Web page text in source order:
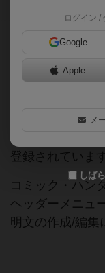
当サイトに掲載
の情報は、ボド
ーご本人様・有
登録されています
コミック・ハン
ヘッダーメニュ
明文の作成/編集
ログイン /
Google
Apple
メ
しば